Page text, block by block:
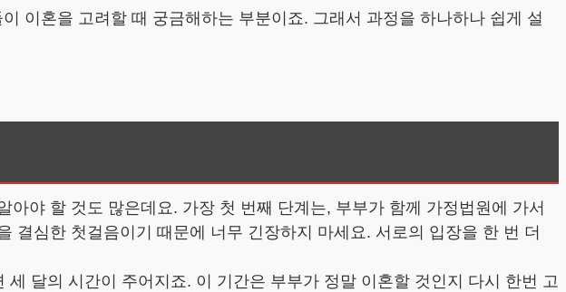
이혼을 고려할 때 궁금해하는 부분이죠. 그래서 과정을 하나하나 쉽게 설
야 할 것도 많은데요. 가장 첫 번째 단계는, 부부가 함께 가정법원에 가서
심한 첫걸음이기 때문에 너무 긴장하지 마세요. 서로의 입장을 한 번 더
달의 시간이 주어지죠. 이 기간은 부부가 정말 이혼할 것인지 다시 한번 고